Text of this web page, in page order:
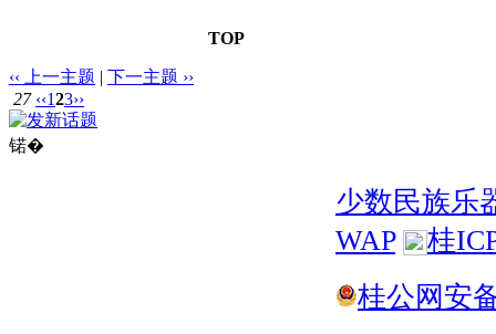
TOP
‹‹ 上一主题 | 下一主题 ››
27 ‹‹123››
锘�
少数民族乐
WAP
桂
桂公网安